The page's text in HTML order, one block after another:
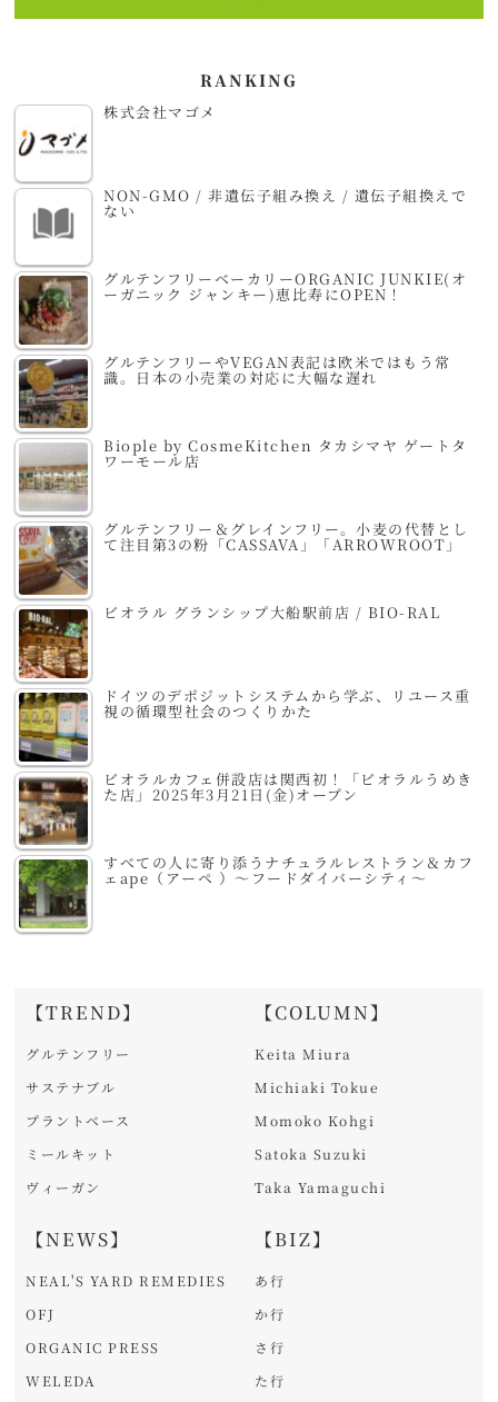
RANKING
株式会社マゴメ
NON-GMO / 非遺伝子組み換え / 遺伝子組換えで
ない
グルテンフリーベーカリーORGANIC JUNKIE(オ
ーガニック ジャンキー)恵比寿にOPEN！
グルテンフリーやVEGAN表記は欧米ではもう常
識。日本の小売業の対応に大幅な遅れ
Biople by CosmeKitchen タカシマヤ ゲートタ
ワーモール店
グルテンフリー＆グレインフリー。小麦の代替とし
て注目第3の粉「CASSAVA」「ARROWROOT」
ビオラル グランシップ大船駅前店 / BIO-RAL
ドイツのデポジットシステムから学ぶ、リユース重
視の循環型社会のつくりかた
ビオラルカフェ併設店は関西初！「ビオラルうめき
た店」2025年3月21日(金)オープン
すべての人に寄り添うナチュラルレストラン＆カフ
ェape（アーペ ）～フードダイバーシティ～
【TREND】
グルテンフリー
サステナブル
プラントベース
ミールキット
ヴィーガン
【NEWS】
NEAL'S YARD REMEDIES
OFJ
ORGANIC PRESS
WELEDA
【COLUMN】
Keita Miura
Michiaki Tokue
Momoko Kohgi
Satoka Suzuki
Taka Yamaguchi
【BIZ】
あ行
か行
さ行
た行